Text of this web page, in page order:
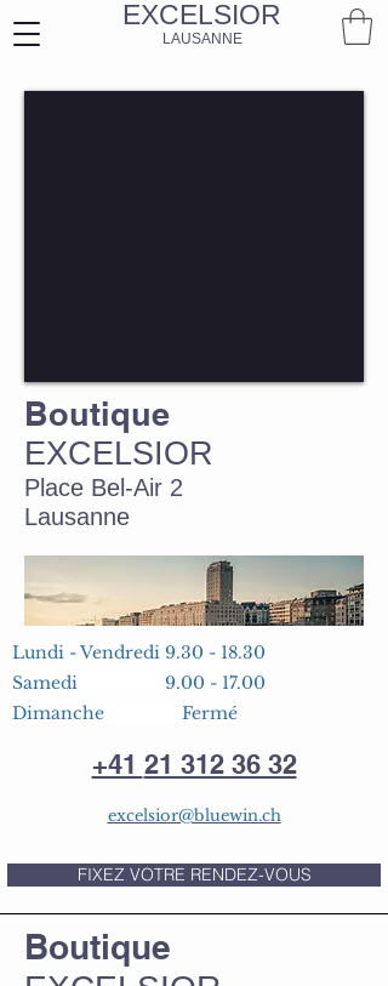
EXCELSIOR
LAUSANNE
Boutique
EXCELSIOR
Place Bel-Air 2
Lausanne
Lundi - Vendredi 9.30 - 18.30
Samedi 9.00 - 17.00
Dimanche Fermé
+41 21 312 36 32
excelsior@bluewin.ch
FIXEZ VOTRE RENDEZ-VOUS
Boutique